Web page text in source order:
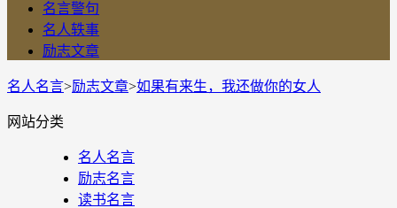
名言警句
名人轶事
励志文章
名人名言>励志文章>如果有来生，我还做你的女人
网站分类
名人名言
励志名言
读书名言